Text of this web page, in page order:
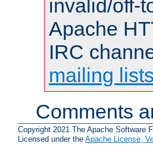
invalid/off-
Apache
IRC
mailing lists
Comments
Copyright 2021 The Apache Software
Licensed under the Apache License,